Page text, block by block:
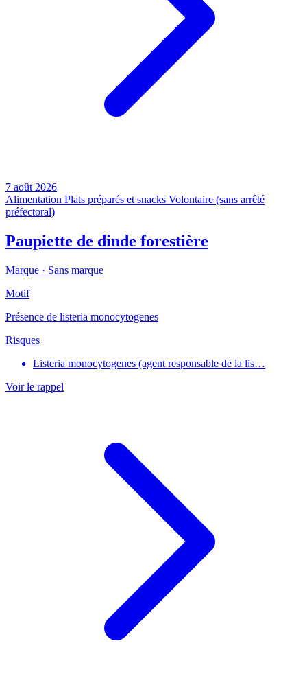
7 août 2026
Alimentation Plats préparés et snacks Volontaire (sans arrêté
préfectoral)
Paupiette de dinde forestière
Marque · Sans marque
Motif
Présence de listeria monocytogenes
Risques
Listeria monocytogenes (agent responsable de la lis…
Voir le rappel